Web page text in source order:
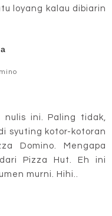
loyang kalau dibiarin
ini. Paling tidak,
syuting kotor-kotoran
Domino. Mengapa
Pizza Hut. Eh ini
murni. Hihi..